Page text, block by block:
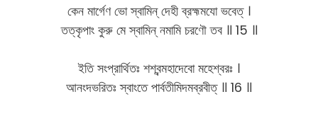
কেন মার্গেণ ভো স্বামিন্ দেহী ব্রহ্মমযো ভবেত্ ।
তত্কৃপাং কুরু মে স্বামিন্ নমামি চরণৌ তব ॥ 15 ॥
ইতি সংপ্রার্থিতঃ শশ্বন্মহাদেবো মহেশ্বরঃ ।
আনংদভরিতঃ স্বাংতে পার্বতীমিদমব্রবীত্ ॥ 16 ॥